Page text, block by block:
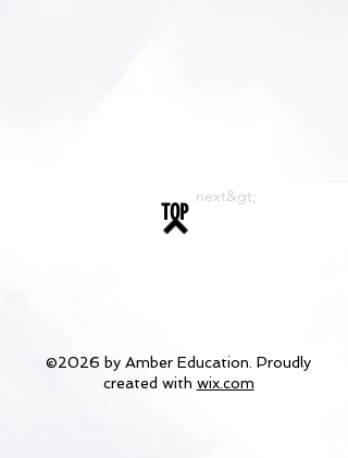
next&gt;
TOP
©2026 by Amber Education. Proudly
created with wix.com